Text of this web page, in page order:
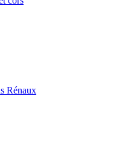
Rénaux